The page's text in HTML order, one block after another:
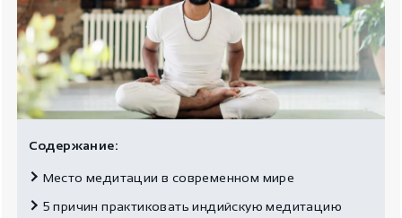
Содержание:
Место медитации в современном мире
5 причин практиковать индийскую медитацию